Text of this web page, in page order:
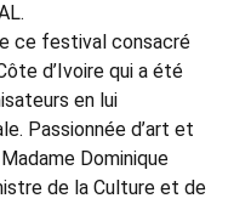
ce festival consacré
d’Ivoire qui a été
en lui
Passionnée d’art et
Dominique
de la Culture et de